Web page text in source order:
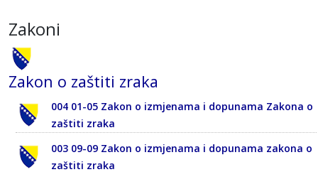
Zakoni
Zakon o zaštiti zraka
004 01-05 Zakon o izmjenama i dopunama Zakona o
zaštiti zraka
003 09-09 Zakon o izmjenama i dopunama zakona o
zaštiti zraka